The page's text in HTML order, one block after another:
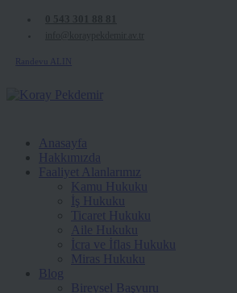
Randevu ALIN
Anasayfa
Hakkımızda
Faaliyet Alanlarımız
Kamu Hukuku
İş Hukuku
Ticaret Hukuku
Aile Hukuku
İcra ve İflas Hukuku
Miras Hukuku
Blog
Bireysel Başvuru